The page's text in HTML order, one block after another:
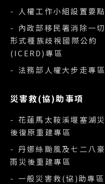
- 人權工作小組設置要點
- 內政部移民署消除一切
形式種族歧視國際公約
(ICERD)專區
- 法務部人權大步走專區
災害救(協)助事項
- 花蓮馬太鞍溪堰塞湖災
後復原重建專區
- 丹娜絲颱風及七二八豪
雨災後重建專區
- 一般災害救(協)助專區